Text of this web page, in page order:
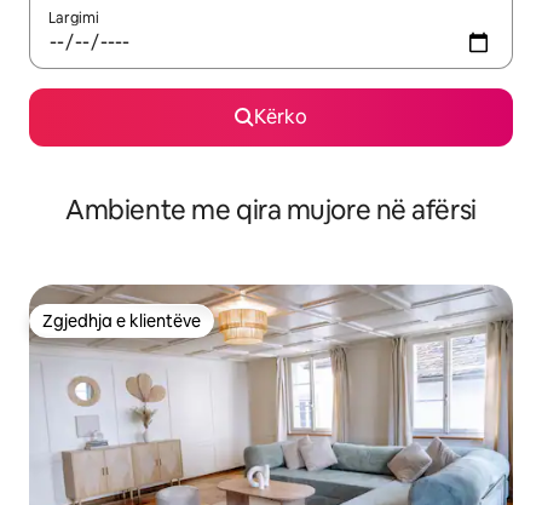
Largimi
Kërko
Ambiente me qira mujore në afërsi
Zgjedhja e klientëve
Zgjedhja e klientëve